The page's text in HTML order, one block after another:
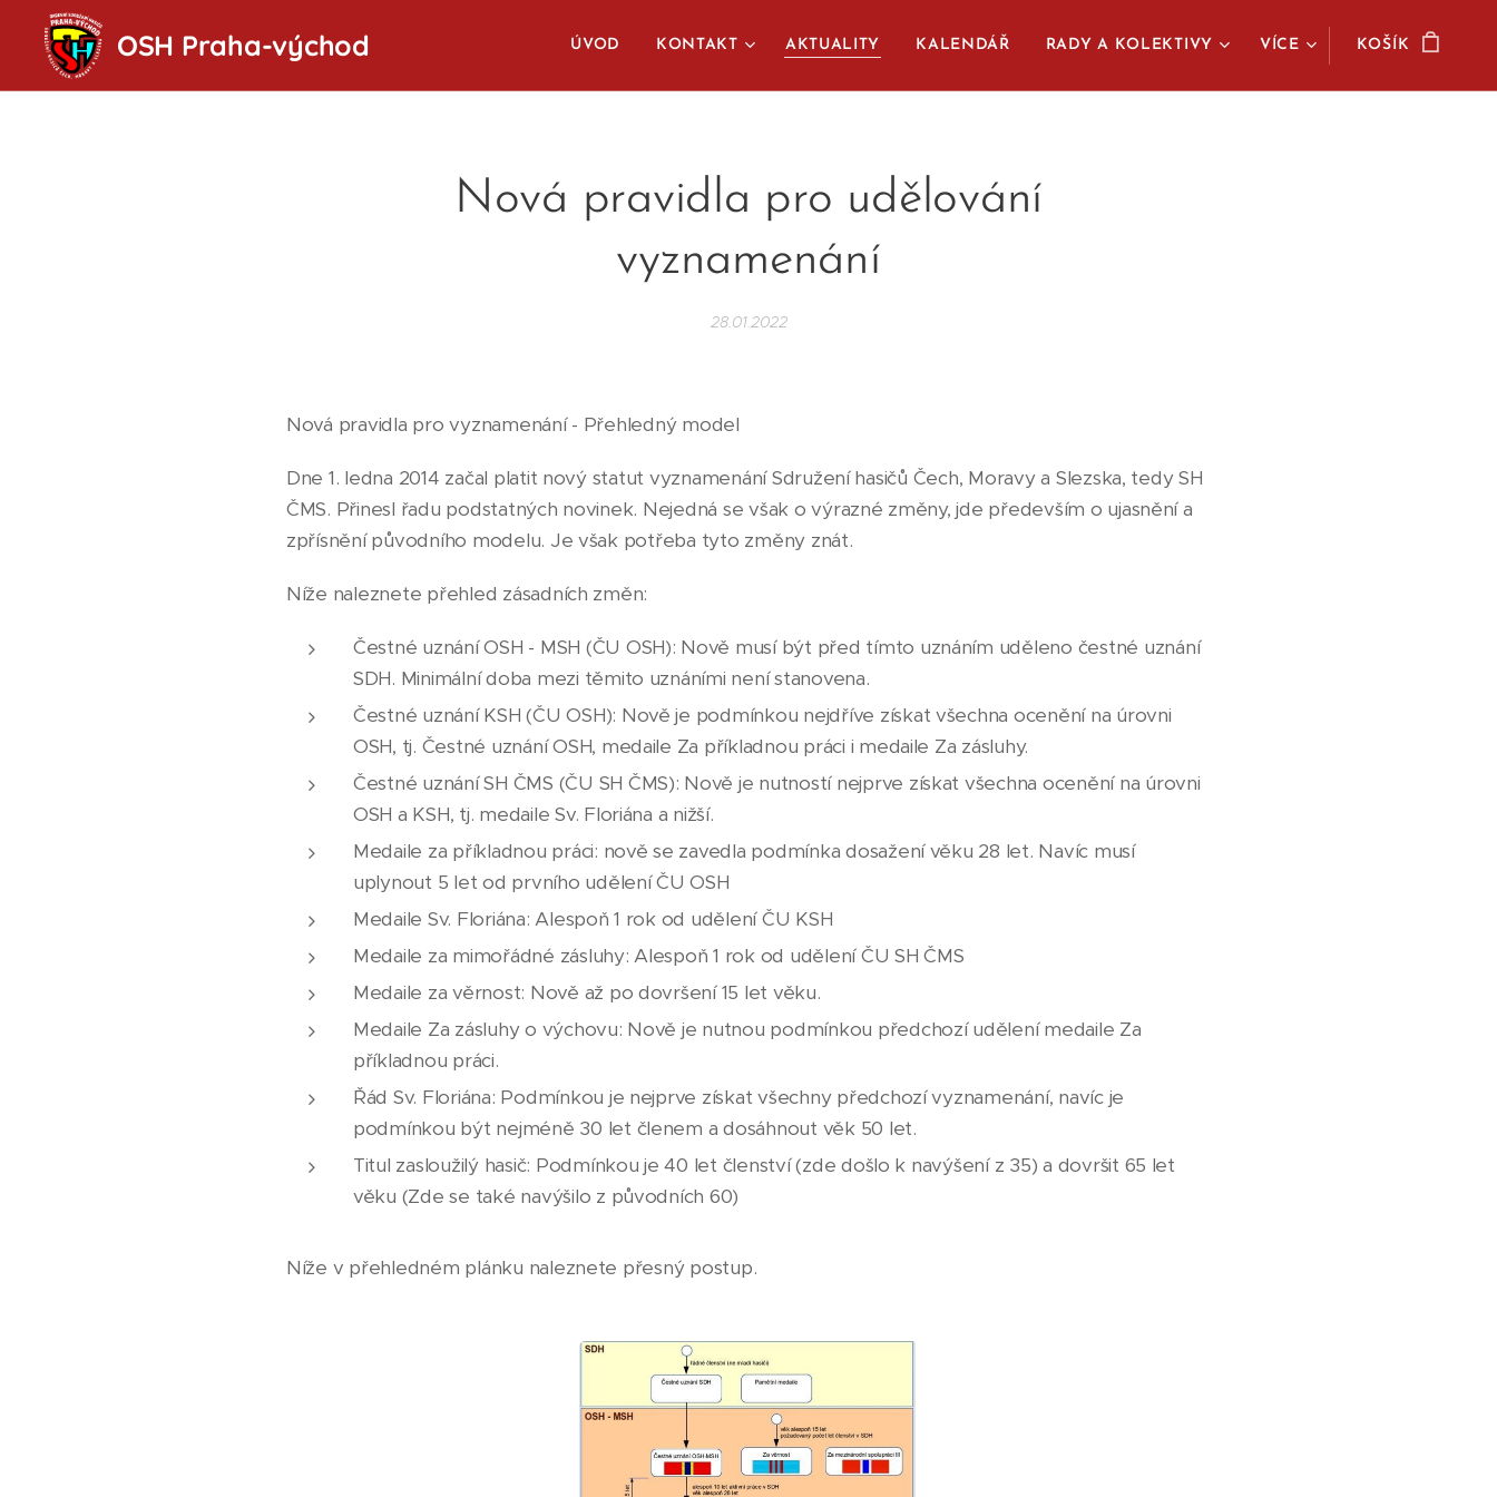
OSH Praha-východ ÚVOD KONTAKT AKTUALITY KALENDÁŘ RADY A KOLEKTIVY VÍCE KOŠÍK
Nová pravidla pro udělování
vyznamenání
28.01.2022
Nová pravidla pro vyznamenání - Přehledný model
Dne 1. ledna 2014 začal platit nový statut vyznamenání Sdružení hasičů Čech, Moravy a Slezska, tedy SH
ČMS. Přinesl řadu podstatných novinek. Nejedná se však o výrazné změny, jde především o ujasnění a
zpřísnění původního modelu. Je však potřeba tyto změny znát.
Níže naleznete přehled zásadních změn:
Čestné uznání OSH - MSH (ČU OSH): Nově musí být před tímto uznáním uděleno čestné uznání
SDH. Minimální doba mezi těmito uznáními není stanovena.
Čestné uznání KSH (ČU OSH): Nově je podmínkou nejdříve získat všechna ocenění na úrovni
OSH, tj. Čestné uznání OSH, medaile Za příkladnou práci i medaile Za zásluhy.
Čestné uznání SH ČMS (ČU SH ČMS): Nově je nutností nejprve získat všechna ocenění na úrovni
OSH a KSH, tj. medaile Sv. Floriána a nižší.
Medaile za příkladnou práci: nově se zavedla podmínka dosažení věku 28 let. Navíc musí
uplynout 5 let od prvního udělení ČU OSH
Medaile Sv. Floriána: Alespoň 1 rok od udělení ČU KSH
Medaile za mimořádné zásluhy: Alespoň 1 rok od udělení ČU SH ČMS
Medaile za věrnost: Nově až po dovršení 15 let věku.
Medaile Za zásluhy o výchovu: Nově je nutnou podmínkou předchozí udělení medaile Za
příkladnou práci.
Řád Sv. Floriána: Podmínkou je nejprve získat všechny předchozí vyznamenání, navíc je
podmínkou být nejméně 30 let členem a dosáhnout věk 50 let.
Titul zasloužilý hasič: Podmínkou je 40 let členství (zde došlo k navýšení z 35) a dovršit 65 let
věku (Zde se také navýšilo z původních 60)
Níže v přehledném plánku naleznete přesný postup.